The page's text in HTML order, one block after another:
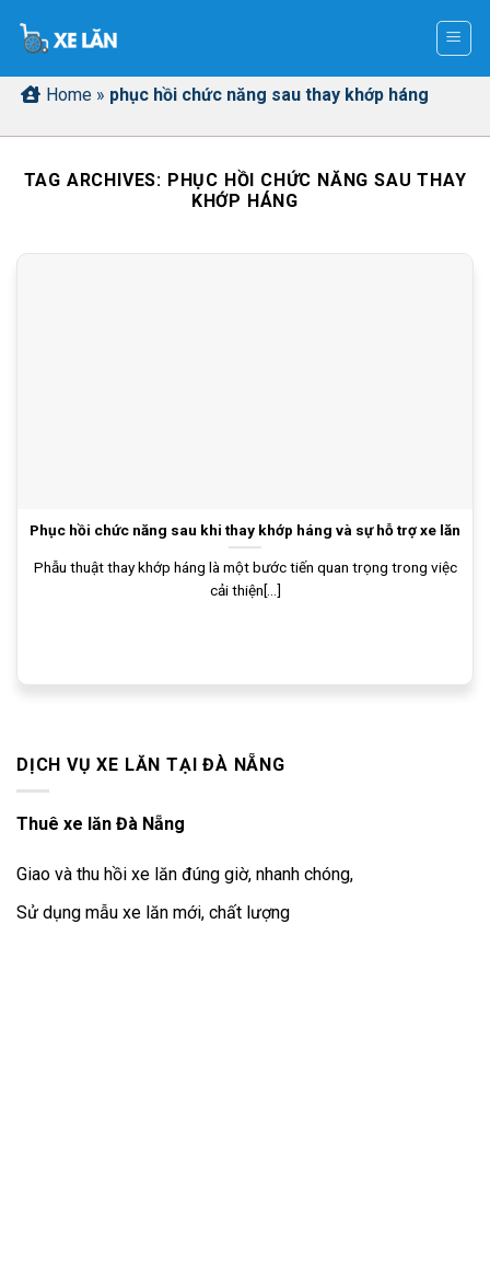
Home » phục hồi chức năng sau thay khớp háng
TAG ARCHIVES: PHỤC HỒI CHỨC NĂNG SAU THAY
KHỚP HÁNG
Phục hồi chức năng sau khi thay khớp háng và sự hỗ trợ xe lăn
Phẫu thuật thay khớp háng là một bước tiến quan trọng trong việc
cải thiện[...]
DỊCH VỤ XE LĂN TẠI ĐÀ NẴNG
Thuê xe lăn Đà Nẵng
Giao và thu hồi xe lăn đúng giờ, nhanh chóng,
Sử dụng mẫu xe lăn mới, chất lượng